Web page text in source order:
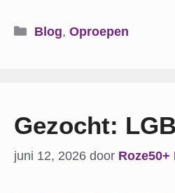
Categorieën
Blog, Oproepen
Gezocht:
juni 12, 2026 door Roze50+